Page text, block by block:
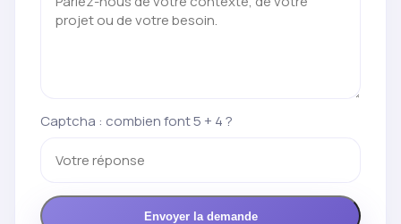
Captcha : combien font 5 + 4 ?
Envoyer la demande